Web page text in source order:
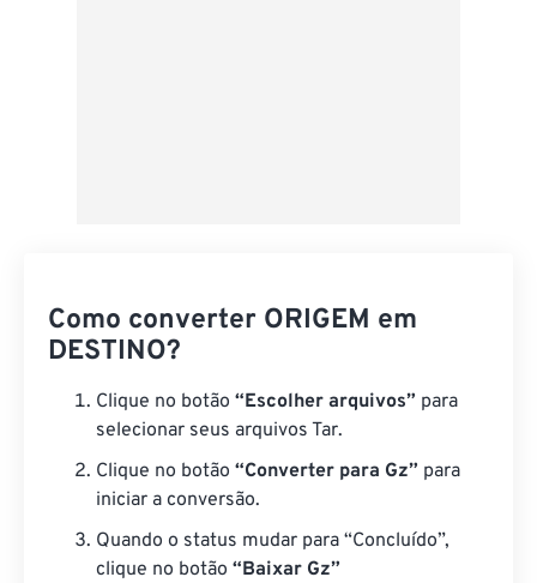
Como converter ORIGEM em
DESTINO?
Clique no botão “Escolher arquivos” para
selecionar seus arquivos Tar.
Clique no botão “Converter para Gz” para
iniciar a conversão.
Quando o status mudar para “Concluído”,
clique no botão “Baixar Gz”